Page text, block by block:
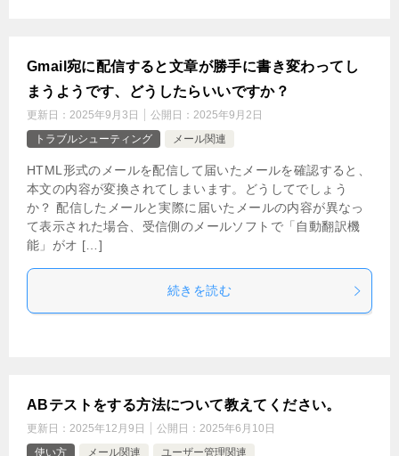
Gmail宛に配信すると文章が勝手に書き変わってし
まうようです、どうしたらいいですか？
更新日： 2025年9月3日 公開日： 2025年9月2日
トラブルシューティング
メール関連
HTML形式のメールを配信して届いたメールを確認すると、
本文の内容が変換されてしまいます。どうしてでしょう
か？ 配信したメールと実際に届いたメールの内容が異なっ
て表示された場合、受信側のメールソフトで「自動翻訳機
能」がオ […]
続きを読む
ABテストをする方法について教えてください。
更新日： 2025年12月9日 公開日： 2025年6月10日
使い方
メール関連 ユーザー管理関連